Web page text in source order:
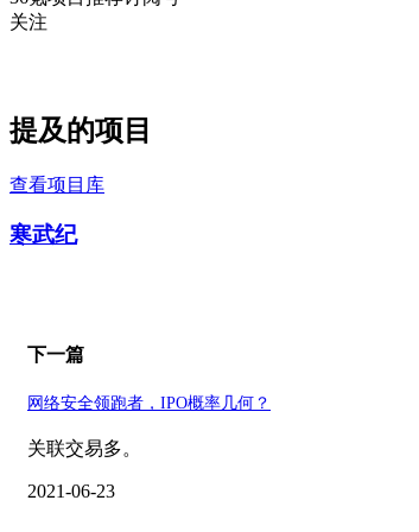
关注
提及的项目
查看项目库
寒武纪
下一篇
​网络安全领跑者，IPO概率几何？
关联交易多。
2021-06-23